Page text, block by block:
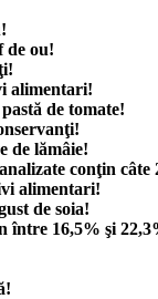
de ou!
alimentari!
de tomate!
de lămâie!
conţin
alimentari!
de soia!
între 16,5% şi